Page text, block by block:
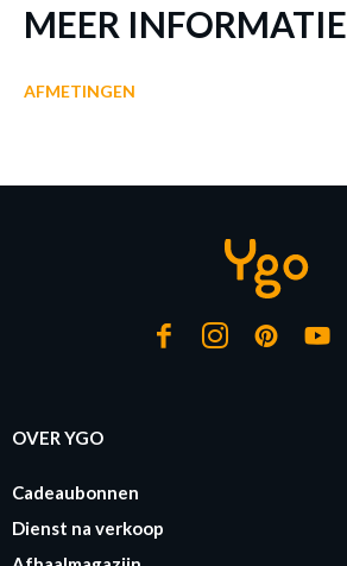
MEER INFORMATIE
AFMETINGEN
OVER YGO
Cadeaubonnen
Dienst na verkoop